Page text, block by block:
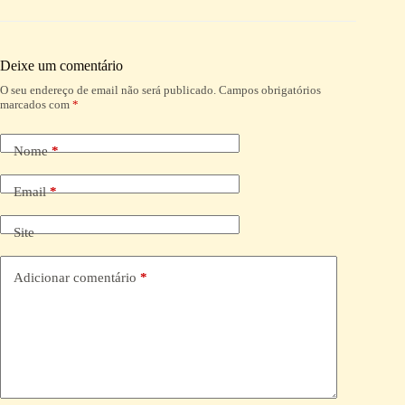
Deixe um comentário
O seu endereço de email não será publicado. Campos obrigatórios
marcados com *
Nome*
Email*
Site
Adicionar comentário *
A
l
r
n
v
e